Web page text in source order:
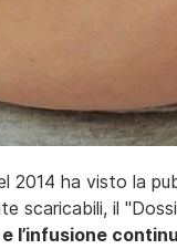
2014 ha visto la
scaricabili, il
l’infusione